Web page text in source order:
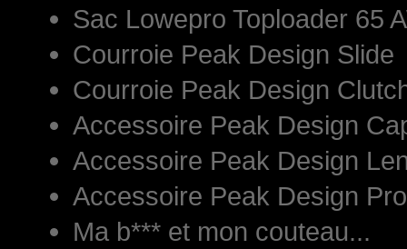
Sac Lowepro Toploader 65
Courroie Peak Design Slide
Courroie Peak Design
Accessoire Peak Design
Accessoire Peak Design
Accessoire Peak Design
Ma b*** et mon couteau...